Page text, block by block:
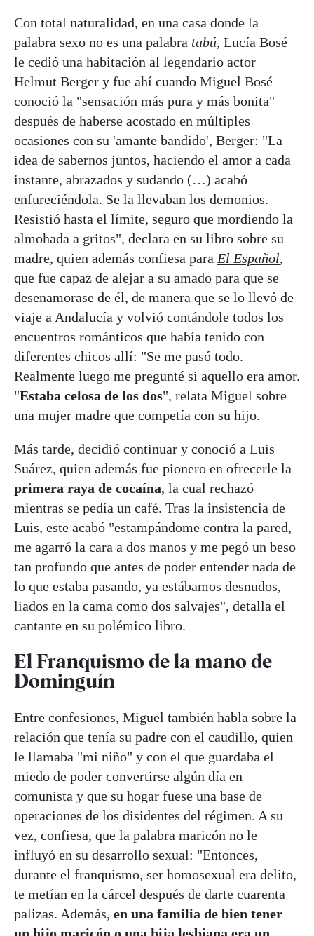
Con total naturalidad, en una casa donde la
palabra sexo no es una palabra tabú, Lucía Bosé
le cedió una habitación al legendario actor
Helmut Berger y fue ahí cuando Miguel Bosé
conoció la "sensación más pura y más bonita"
después de haberse acostado en múltiples
ocasiones con su 'amante bandido', Berger: "La
idea de sabernos juntos, haciendo el amor a cada
instante, abrazados y sudando (…) acabó
enfureciéndola. Se la llevaban los demonios.
Resistió hasta el límite, seguro que mordiendo la
almohada a gritos", declara en su libro sobre su
madre, quien además confiesa para El Español,
que fue capaz de alejar a su amado para que se
desenamorase de él, de manera que se lo llevó de
viaje a Andalucía y volvió contándole todos los
encuentros románticos que había tenido con
diferentes chicos allí: "Se me pasó todo.
Realmente luego me pregunté si aquello era amor.
"Estaba celosa de los dos", relata Miguel sobre
una mujer madre que competía con su hijo.
Más tarde, decidió continuar y conoció a Luis
Suárez, quien además fue pionero en ofrecerle la
primera raya de cocaína, la cual rechazó
mientras se pedía un café. Tras la insistencia de
Luis, este acabó "estampándome contra la pared,
me agarró la cara a dos manos y me pegó un beso
tan profundo que antes de poder entender nada de
lo que estaba pasando, ya estábamos desnudos,
liados en la cama como dos salvajes", detalla el
cantante en su polémico libro.
El Franquismo de la mano de
Dominguín
Entre confesiones, Miguel también habla sobre la
relación que tenía su padre con el caudillo, quien
le llamaba "mi niño" y con el que guardaba el
miedo de poder convertirse algún día en
comunista y que su hogar fuese una base de
operaciones de los disidentes del régimen. A su
vez, confiesa, que la palabra maricón no le
influyó en su desarrollo sexual: "Entonces,
durante el franquismo, ser homosexual era delito,
te metían en la cárcel después de darte cuarenta
palizas. Además, en una familia de bien tener